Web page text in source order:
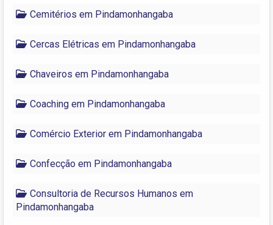
Cemitérios em Pindamonhangaba
Cercas Elétricas em Pindamonhangaba
Chaveiros em Pindamonhangaba
Coaching em Pindamonhangaba
Comércio Exterior em Pindamonhangaba
Confecção em Pindamonhangaba
Consultoria de Recursos Humanos em
Pindamonhangaba